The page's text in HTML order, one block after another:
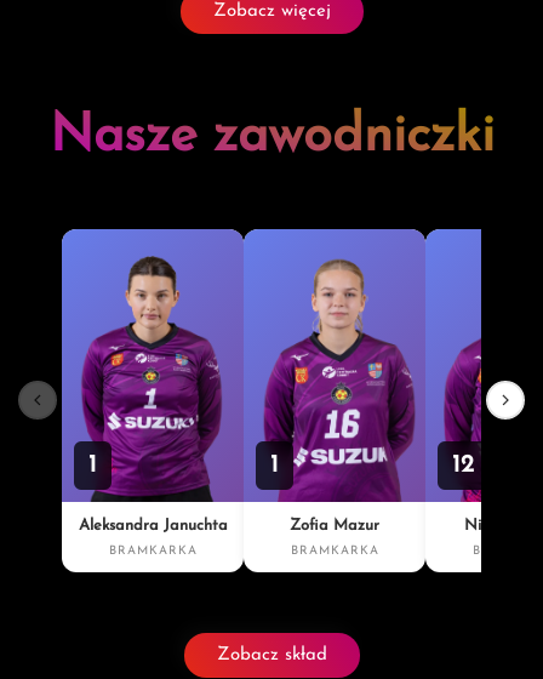
Zobacz więcej
Nasze zawodniczki
1
Aleksandra Januchta
BRAMKARKA
1
Zofia Mazur
BRAMKARKA
12
Nina
Zobacz skład